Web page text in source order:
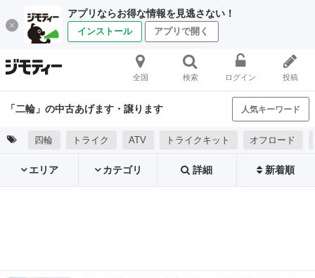
アプリならお得な情報を見逃さない！
インストール アプリで開く
全国 検索 ログイン 投稿
「二輪」の中古あげます・譲ります 人気キーワード
四輪 トライク ATV トライクキット オフロード
エリア カテゴリ 詳細 新着順